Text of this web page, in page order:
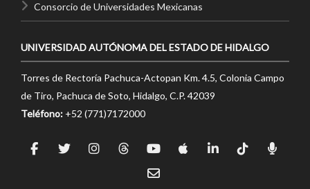
Consorcio de Universidades Mexicanas
UNIVERSIDAD AUTÓNOMA DEL ESTADO DE HIDALGO
Torres de Rectoría Pachuca-Actopan Km. 4.5, Colonia Campo
de Tiro, Pachuca de Soto, Hidalgo, C.P. 42039
Teléfono: +52 (771)7172000